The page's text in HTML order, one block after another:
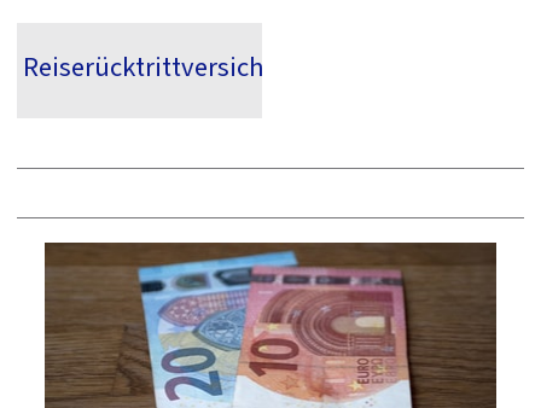
Reiserücktrittversicherung